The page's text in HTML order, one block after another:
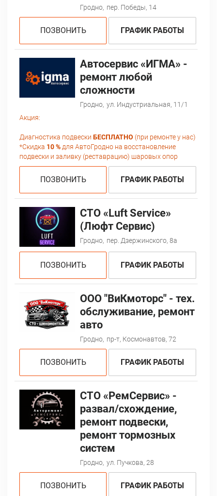
Гродно, пер. Победы, 14
ПОЗВОНИТЬ ГРАФИК РАБОТЫ
Автосервис «ИГМА» -
ремонт любой
сложности
Гродно, ул. Индустриальная, 11/1
Акция:
Диагностика подвески БЕСПЛАТНО (при ремонте у нас)
*Скидка 10 %для АвтоГродно на восстановление
подвески и заливку (реставрацию) шаровых опор
ПОЗВОНИТЬ ГРАФИК РАБОТЫ
СТО «Luft Service»
(Люфт Сервис)
Гродно, пер. Дзержинского, 8а
ПОЗВОНИТЬ ГРАФИК РАБОТЫ
ООО "ВиКмоторс" - тех.
обслуживание, ремонт
авто
Гродно, пр-т, Космонавтов, 72
ПОЗВОНИТЬ ГРАФИК РАБОТЫ
СТО «РемСервис» -
развал/схождение,
ремонт подвески,
ремонт тормозных
систем
Гродно, ул. Пучкова, 28
ПОЗВОНИТЬ ГРАФИК РАБОТЫ